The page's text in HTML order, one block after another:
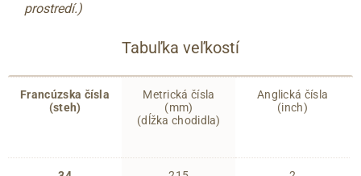
prostredí.)
Tabuľka veľkostí
Francúzska čísla
(steh)
Metrická čísla
(mm)
(dĺžka chodidla)
Anglická čísla
(inch)